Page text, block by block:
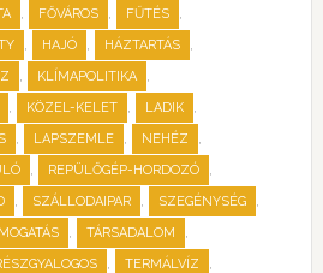
, FŐVÁROS , FŰTÉS ,
, HAJÓ , HÁZTARTÁS ,
, KLÍMAPOLITIKA ,
, KÖZEL-KELET , LADIK ,
, LAPSZEMLE , NEHÉZ ,
, REPÜLŐGÉP-HORDOZÓ ,
, SZÁLLODAIPAR , SZEGÉNYSÉG ,
, TÁRSADALOM ,
, TERMÁLVÍZ ,